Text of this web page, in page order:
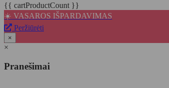
{{ cartProductCount }}
☀️ VASAROS IŠPARDAVIMAS
Peržiūrėti
×
×
Pranešimai